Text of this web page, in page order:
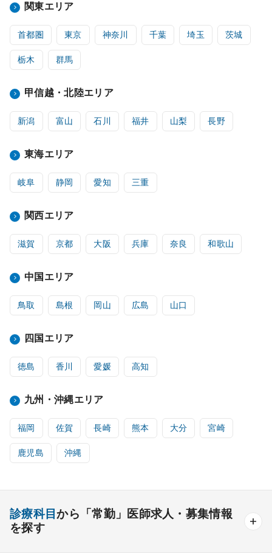
関東エリア
首都圏 東京 神奈川 千葉 埼玉 茨城
栃木 群馬
甲信越・北陸エリア
新潟 富山 石川 福井 山梨 長野
東海エリア
岐阜 静岡 愛知 三重
関西エリア
滋賀 京都 大阪 兵庫 奈良 和歌山
中国エリア
鳥取 島根 岡山 広島 山口
四国エリア
徳島 香川 愛媛 高知
九州・沖縄エリア
福岡 佐賀 長崎 熊本 大分 宮崎
鹿児島 沖縄
診療科目から「常勤」医師求人・募集情報
を探す